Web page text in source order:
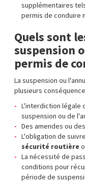
supplémentaires
permis de conduire
Quels sont
suspension
permis de
La suspension ou
plusieurs
L'interdiction légale
suspension ou de
Des amendes ou
L'obligation de
sécurité routière
La nécessité de
conditions pour
période de